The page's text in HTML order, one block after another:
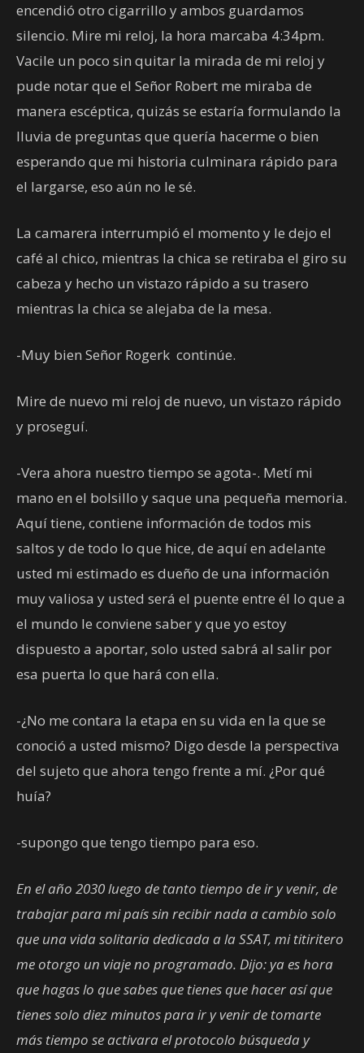
encendió otro cigarrillo y ambos guardamos
silencio. Mire mi reloj, la hora marcaba 4:34pm.
Vacile un poco sin quitar la mirada de mi reloj y
pude notar que el Señor Robert me miraba de
manera escéptica, quizás se estaría formulando la
lluvia de preguntas que quería hacerme o bien
esperando que mi historia culminara rápido para
el largarse, eso aún no le sé.
La camarera interrumpió el momento y le dejo el
café al chico, mientras la chica se retiraba el giro su
cabeza y hecho un vistazo rápido a su trasero
mientras la chica se alejaba de la mesa.
-Muy bien Señor Rogerk continúe.
Mire de nuevo mi reloj de nuevo, un vistazo rápido
y proseguí.
-Vera ahora nuestro tiempo se agota-. Metí mi
mano en el bolsillo y saque una pequeña memoria.
Aquí tiene, contiene información de todos mis
saltos y de todo lo que hice, de aquí en adelante
usted mi estimado es dueño de una información
muy valiosa y usted será el puente entre él lo que a
el mundo le conviene saber y que yo estoy
dispuesto a aportar, solo usted sabrá al salir por
esa puerta lo que hará con ella.
-¿No me contara la etapa en su vida en la que se
conoció a usted mismo? Digo desde la perspectiva
del sujeto que ahora tengo frente a mí. ¿Por qué
huía?
-supongo que tengo tiempo para eso.
En el año 2030 luego de tanto tiempo de ir y venir, de
trabajar para mi país sin recibir nada a cambio solo
que una vida solitaria dedicada a la SSAT, mi titiritero
me otorgo un viaje no programado. Dijo: ya es hora
que hagas lo que sabes que tienes que hacer así que
tienes solo diez minutos para ir y venir de tomarte
más tiempo se activara el protocolo búsqueda y